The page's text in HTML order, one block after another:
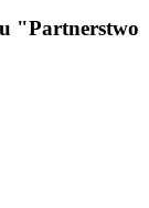
"Partnerstwo